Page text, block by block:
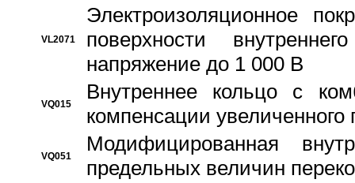
VL2071
Электроизоляционное
поверхности
напряжение до 1 000 В
VQ015
Bнутреннее кольцо с
компенсации увеличенного
VQ051
Модифицированная
предельных величин